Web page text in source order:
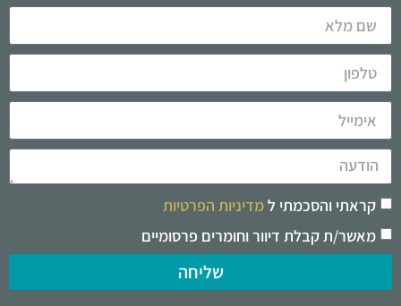
קראתי והסכמתי למדיניות הפרטיות
מאשר/ת קבלת דיוור וחומרים פרסומיים
שליחה